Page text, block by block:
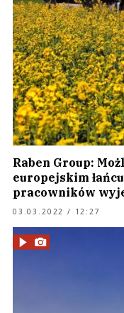
Raben Group:
europejskim
pracowników
03.03.2022 / 12:27